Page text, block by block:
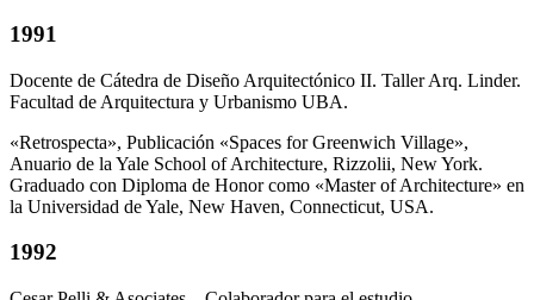
1991
Docente de Cátedra de Diseño Arquitectónico II. Taller Arq. Linder.
Facultad de Arquitectura y Urbanismo UBA.
«Retrospecta», Publicación «Spaces for Greenwich Village»,
Anuario de la Yale School of Architecture, Rizzolii, New York.
Graduado con Diploma de Honor como «Master of Architecture» en
la Universidad de Yale, New Haven, Connecticut, USA.
1992